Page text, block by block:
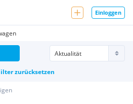
Einloggen
zurücksetzen